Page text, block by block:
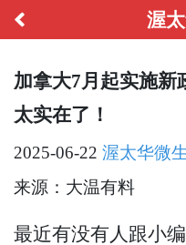
渥
加拿大7月起实施新
太实在了！
2025-06-22 渥太华微
来源：大温有料
最近有没有人跟小